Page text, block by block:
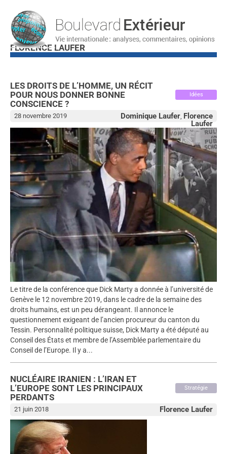
FLORENCE LAUFER
Idées
LES DROITS DE L’HOMME, UN RÉCIT
POUR NOUS DONNER BONNE
CONSCIENCE ?
Dominique Laufer Florence
Laufer
28 novembre 2019
Le titre de la conférence que Dick Marty a donnée à l’université de
Genève le 12 novembre 2019, dans le cadre de la semaine des
droits humains, est un peu dérangeant. Il annonce le
questionnement exigeant de l’ancien procureur du canton du
Tessin. Personnalité politique suisse, Dick Marty a été député au
Conseil des États et membre de l’Assemblée parlementaire du
Conseil de l’Europe. Il y a...
Stratégie
NUCLÉAIRE IRANIEN : L’IRAN ET
L’EUROPE SONT LES PRINCIPAUX
PERDANTS
Florence Laufer
21 juin 2018